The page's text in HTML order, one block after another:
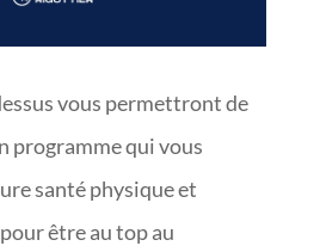
vous permettront de
programme qui vous
santé physique et
être au top au